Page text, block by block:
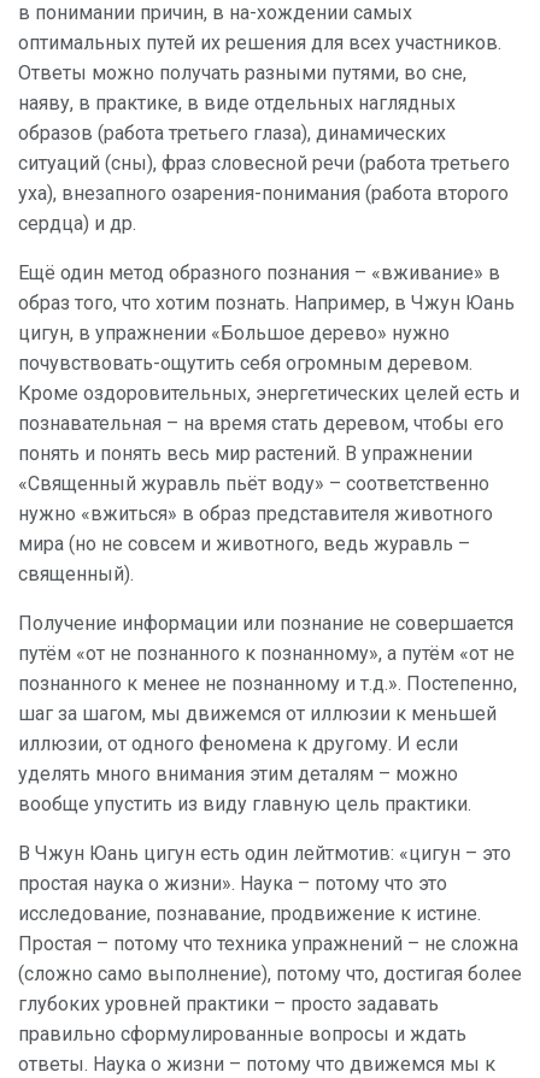
в понимании причин, в на-хождении самых
оптимальных путей их решения для всех участников.
Ответы можно получать разными путями, во сне,
наяву, в практике, в виде отдельных наглядных
образов (работа третьего глаза), динамических
ситуаций (сны), фраз словесной речи (работа третьего
уха), внезапного озарения-понимания (работа второго
сердца) и др.
Ещё один метод образного познания – «вживание» в
образ того, что хотим познать. Например, в Чжун Юань
цигун, в упражнении «Большое дерево» нужно
почувствовать-ощутить себя огромным деревом.
Кроме оздоровительных, энергетических целей есть и
познавательная – на время стать деревом, чтобы его
понять и понять весь мир растений. В упражнении
«Священный журавль пьёт воду» – соответственно
нужно «вжиться» в образ представителя животного
мира (но не совсем и животного, ведь журавль –
священный).
Получение информации или познание не совершается
путём «от не познанного к познанному», а путём «от не
познанного к менее не познанному и т.д.». Постепенно,
шаг за шагом, мы движемся от иллюзии к меньшей
иллюзии, от одного феномена к другому. И если
уделять много внимания этим деталям – можно
вообще упустить из виду главную цель практики.
В Чжун Юань цигун есть один лейтмотив: «цигун – это
простая наука о жизни». Наука – потому что это
исследование, познавание, продвижение к истине.
Простая – потому что техника упражнений – не сложна
(сложно само выполнение), потому что, достигая более
глубоких уровней практики – просто задавать
правильно сформулированные вопросы и ждать
ответы. Наука о жизни – потому что движемся мы к